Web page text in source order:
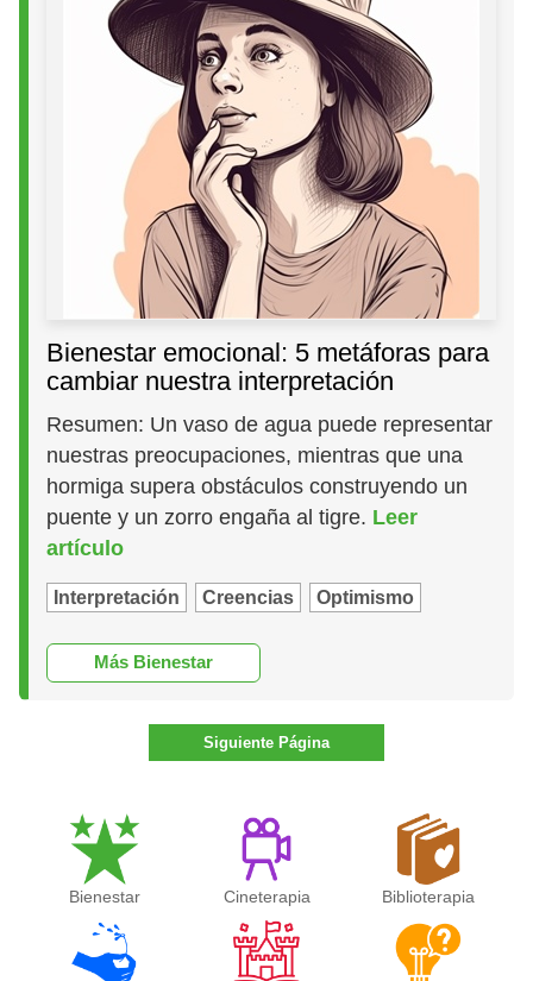
Bienestar emocional: 5 metáforas para
cambiar nuestra interpretación
Resumen: Un vaso de agua puede representar
nuestras preocupaciones, mientras que una
hormiga supera obstáculos construyendo un
puente y un zorro engaña al tigre. Leer
artículo
Interpretación Creencias Optimismo
Más Bienestar
Siguiente Página
Bienestar Cineterapia Biblioterapia